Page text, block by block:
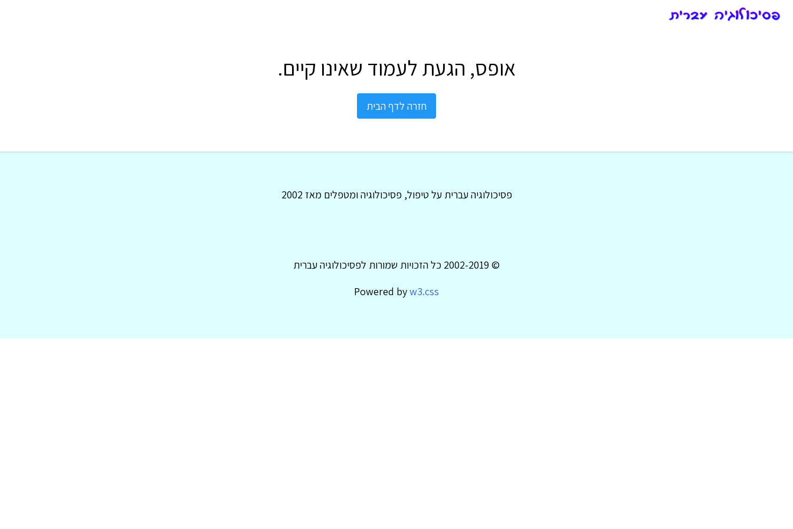
אופס, הגעת לעמוד שאינו קיים.
חזרה לדף הבית
פסיכולוגיה עברית על טיפול, פסיכולוגיה ומטפלים מאז 2002
© 2002-2019 כל הזכויות שמורות לפסיכולוגיה עברית
Powered byw3.css